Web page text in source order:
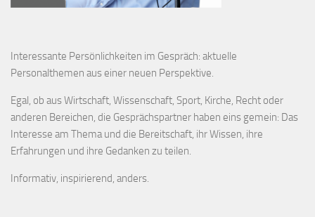
Interessante Persönlichkeiten im Gespräch: aktuelle
Personalthemen aus einer neuen Perspektive.
Egal, ob aus Wirtschaft, Wissenschaft, Sport, Kirche, Recht oder
anderen Bereichen, die Gesprächspartner haben eins gemein: Das
Interesse am Thema und die Bereitschaft, ihr Wissen, ihre
Erfahrungen und ihre Gedanken zu teilen.
Informativ, inspirierend, anders.